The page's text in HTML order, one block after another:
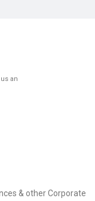
an
& other Corporate